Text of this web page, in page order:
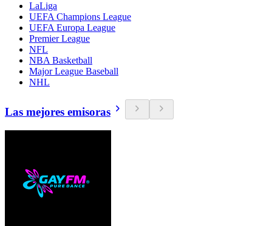
LaLiga
UEFA Champions League
UEFA Europa League
Premier League
NFL
NBA Basketball
Major League Baseball
NHL
Las mejores emisoras